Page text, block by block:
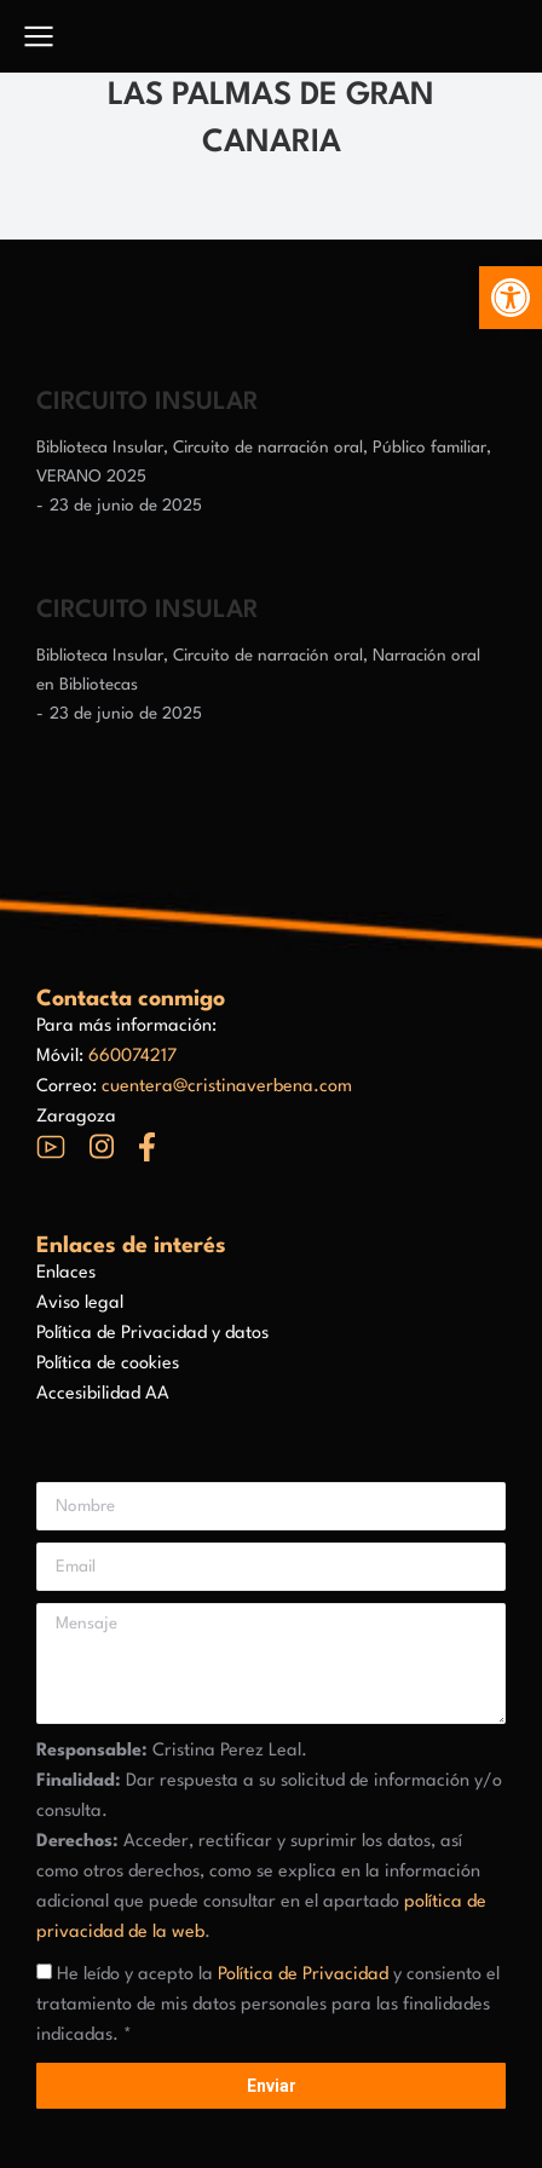
LAS PALMAS DE GRAN
CANARIA
CIRCUITO INSULAR
Biblioteca Insular, Circuito de narración oral , Público familiar,
VERANO 2025
23 de junio de 2025
CIRCUITO INSULAR
Biblioteca Insular, Circuito de narración oral , Narración oral
en Bibliotecas
23 de junio de 2025
Contacta conmigo
Para más información:
Móvil: 660074217
Correo: cuentera@cristinaverbena.com
Zaragoza
Enlaces de interés
Enlaces
Aviso legal
Política de Privacidad y datos
Política de cookies
Accesibilidad AA
Responsable: Cristina Perez Leal.
Finalidad: Dar respuesta a su solicitud de información y/o
consulta.
Derechos: Acceder, rectificar y suprimir los datos, así
como otros derechos, como se explica en la información
adicional que puede consultar en el apartado política de
privacidad de la web.
He leído y acepto la Política de Privacidad y consiento el
tratamiento de mis datos personales para las finalidades
indicadas. *
Enviar